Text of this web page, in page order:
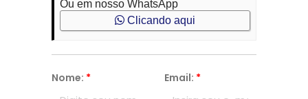
Ou em nosso WhatsApp
Clicando aqui
Nome: * Email: *